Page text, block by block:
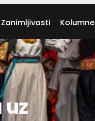
Zanimljivosti Kolumne